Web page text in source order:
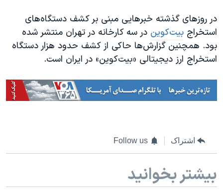
در روزهای گذشته خبرهایی مبنی بر کشف دستگاه‌های
استخراج بیت‌کوین در سه کارخانه در تهران منتشر شده
بود. همچنین گزارش‌ها حاکی از کشف حدود هزار دستگاه
استخراج ارز دیجیتالی «بیت‌کوین» در ایران است.
اشتراک Follow us
بیشتر بخوانید